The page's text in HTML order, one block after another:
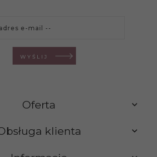
WYŚLIJ
Oferta
klienta